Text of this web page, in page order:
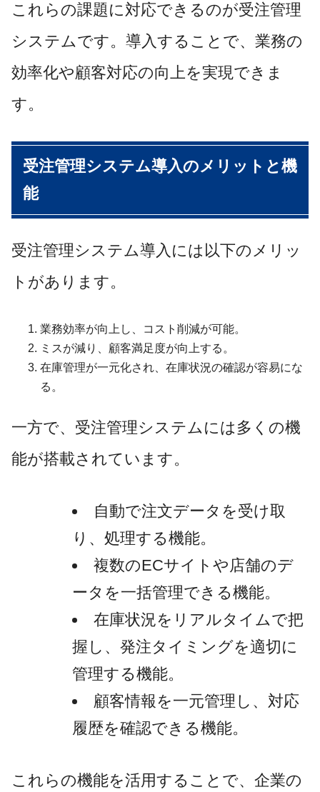
これらの課題に対応できるのが受注管理
システムです。導入することで、業務の
効率化や顧客対応の向上を実現できま
す。
受注管理システム導入のメリットと機
能
受注管理システム導入には以下のメリッ
トがあります。
業務効率が向上し、コスト削減が可能。
ミスが減り、顧客満足度が向上する。
在庫管理が一元化され、在庫状況の確認が容易にな
る。
一方で、受注管理システムには多くの機
能が搭載されています。
自動で注文データを受け取
り、処理する機能。
複数のECサイトや店舗のデ
ータを一括管理できる機能。
在庫状況をリアルタイムで把
握し、発注タイミングを適切に
管理する機能。
顧客情報を一元管理し、対応
履歴を確認できる機能。
これらの機能を活用することで、企業の